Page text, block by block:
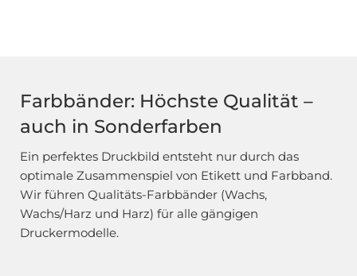
Farbbänder: Höchste Qualität –
auch in Sonderfarben
Ein perfektes Druckbild entsteht nur durch das
optimale Zusammenspiel von Etikett und Farbband.
Wir führen Qualitäts-Farbbänder (Wachs,
Wachs/Harz und Harz) für alle gängigen
Druckermodelle.